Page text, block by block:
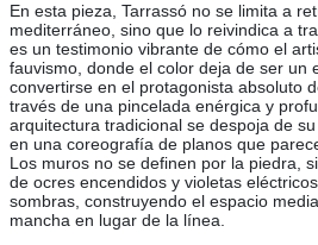
En esta pieza, Tarrassó no se limita a
mediterráneo, sino que lo reivindica a
es un testimonio vibrante de cómo el
fauvismo, donde el color deja de ser un
convertirse en el protagonista absoluto
través de una pincelada enérgica y
arquitectura tradicional se despoja de
en una coreografía de planos que
Los muros no se definen por la piedra,
de ocres encendidos y violetas
sombras, construyendo el espacio
mancha en lugar de la línea.